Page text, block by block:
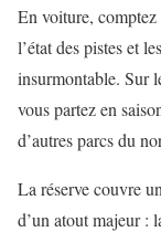
En voiture, comptez
l’état des pistes et
insurmontable. Sur
vous partez en
d’autres parcs du
La réserve couvre
d’un atout majeur :